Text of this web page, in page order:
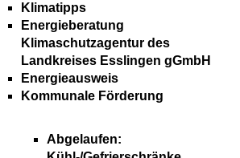
Klimatipps
Energieberatung
Klimaschutzagentur des
Landkreises Esslingen gGmbH
Energieausweis
Kommunale Förderung
Abgelaufen: